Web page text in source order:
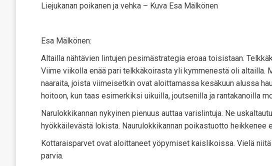
Liejukanan poikanen ja vehka – Kuva Esa Mälkönen
Esa Mälkönen:
Altailla nähtävien lintujen pesimästrategia eroaa toisistaan.
Viime viikolla enää pari telkkäkoirasta yli kymmenestä oli altailla.
naaraita, joista viimeisetkin ovat aloittamassa kesäkuun alussa
hoitoon, kun taas esimerkiksi uikuilla, joutsenilla ja rantakanoilla
Narulokkikannan nykyinen pienuus auttaa varislintuja. Ne
hyökkäilevästä lokista. Naurulokkikannan poikastuotto heikkenee
Kottaraisparvet ovat aloittaneet yöpymiset kaislikoissa. Vielä
parvia.